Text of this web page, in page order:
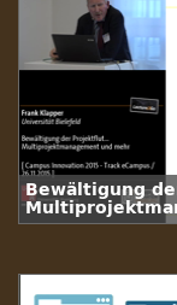
Bewältigung